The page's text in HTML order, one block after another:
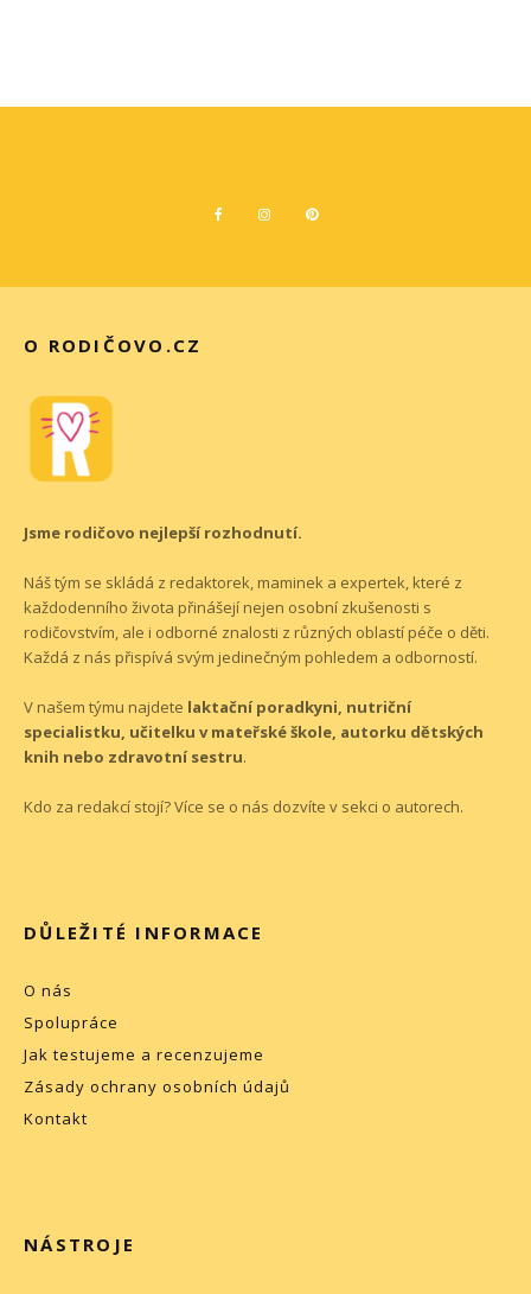
O RODIČOVO.CZ
Jsme rodičovo nejlepší rozhodnutí.
Náš tým se skládá z redaktorek, maminek a expertek, které z
každodenního života přinášejí nejen osobní zkušenosti s
rodičovstvím, ale i odborné znalosti z různých oblastí péče o děti.
Každá z nás přispívá svým jedinečným pohledem a odborností.
V našem týmu najdete laktační poradkyni, nutriční
specialistku, učitelku v mateřské škole, autorku dětských
knih nebo zdravotní sestru.
Kdo za redakcí stojí? Více se o nás dozvíte v sekci o autorech.
DŮLEŽITÉ INFORMACE
O nás
Spolupráce
Jak testujeme a recenzujeme
Zásady ochrany osobních údajů
Kontakt
NÁSTROJE